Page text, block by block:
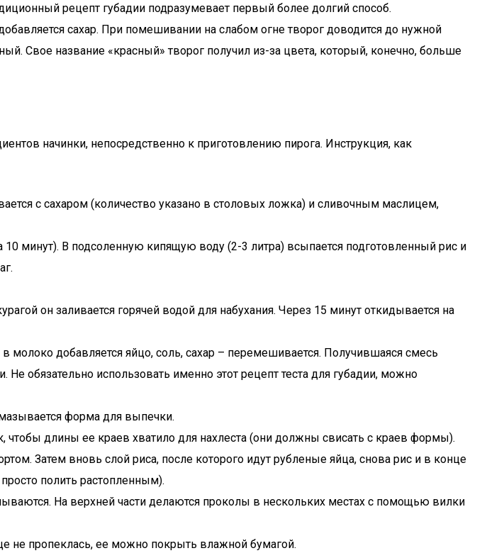
рецепт губадии подразумевает первый более долгий способ.
сахар. При помешивании на слабом огне творог доводится до нужной
Свое название «красный» творог получил из-за цвета, который, конечно, больше
начинки, непосредственно к приготовлению пирога. Инструкция, как
с сахаром (количество указано в столовых ложка) и сливочным маслицем,
минут). В подсоленную кипящую воду (2-3 литра) всыпается подготовленный рис и
он заливается горячей водой для набухания. Через 15 минут откидывается на
молоко добавляется яйцо, соль, сахар – перемешивается. Получившаяся смесь
обязательно использовать именно этот рецепт теста для губадии, можно
форма для выпечки.
длины ее краев хватило для нахлеста (они должны свисать с краев формы).
Затем вновь слой риса, после которого идут рубленые яйца, снова рис и в конце
полить растопленным).
На верхней части делаются проколы в нескольких местах с помощью вилки
не пропеклась, ее можно покрыть влажной бумагой.